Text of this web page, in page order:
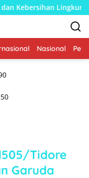
Lingkungan
Nasional
Tidore
Garuda